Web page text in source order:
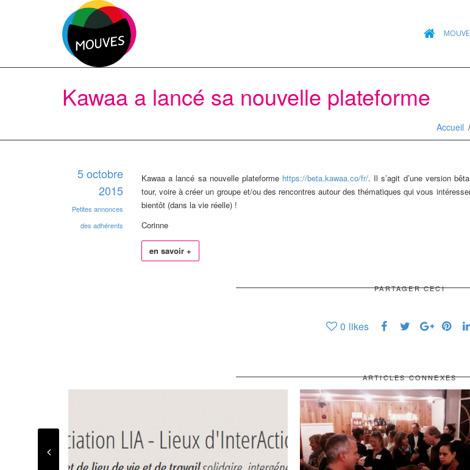
Kawaa a lancé sa nouvelle plateforme
Accueil
5 octobre
2015
Petites annonces
des adhérents
Kawaa a lancé sa nouvelle plateforme https://beta.kawaa.co/fr/. Il s’agit d’une version
tour, voire à créer un groupe et/ou des rencontres autour des thématiques qui vous
bientôt (dans la vie réelle) !
Corinne
en savoir +
PARTAGER CECI
0 likes
ARTICLES CONNEXES